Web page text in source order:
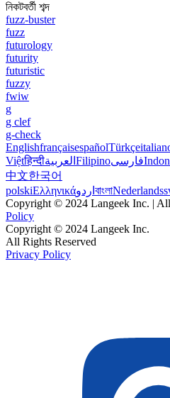
নিকটবর্তী শব্দ
fuzz-buster
fuzz
futurology
futurity
futuristic
fuzzy
fwiw
g
g clef
g-check
EnglishfrançaisespañolTürkçe
Việtहिन्दीالعربية Filipinoفارسی
中文한국어
polskiΕλληνικάاردو বাংলাNederlands
Copyright © 2024 Langeek Inc. |
Policy
Copyright © 2024 Langeek Inc.
All Rights Reserved
Privacy Policy